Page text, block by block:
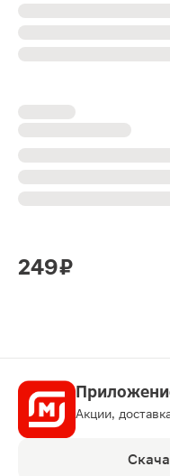
249 ₽
Акции,